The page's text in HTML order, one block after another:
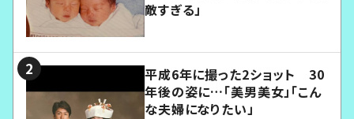
敵すぎる」
平成6年に撮った2ショット 30
年後の姿に…「美男美女」「こん
な夫婦になりたい」